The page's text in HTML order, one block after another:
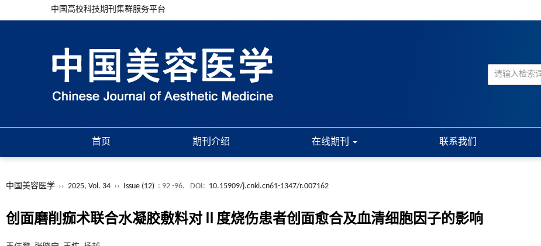
中国高校科技期刊集群服务平台
首页 期刊介绍 在线期刊 联系我们
中国美容医学 ›› 2025, Vol. 34 ›› Issue (12) : 92 -96. DOI: 10.15909/j.cnki.cn61-1347/r.007162
创面磨削痂术联合水凝胶敷料对Ⅱ度烧伤患者创面愈合及血清细胞因子的影响